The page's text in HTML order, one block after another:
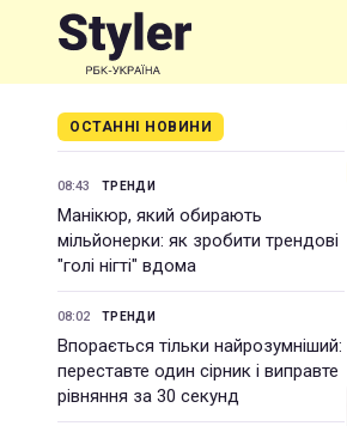
ОСТАННІ НОВИНИ
08:43 ТРЕНДИ
Манікюр, який обирають
мільйонерки: як зробити трендові
"голі нігті" вдома
08:02 ТРЕНДИ
Впорається тільки найрозумніший:
переставте один сірник і виправте
рівняння за 30 секунд